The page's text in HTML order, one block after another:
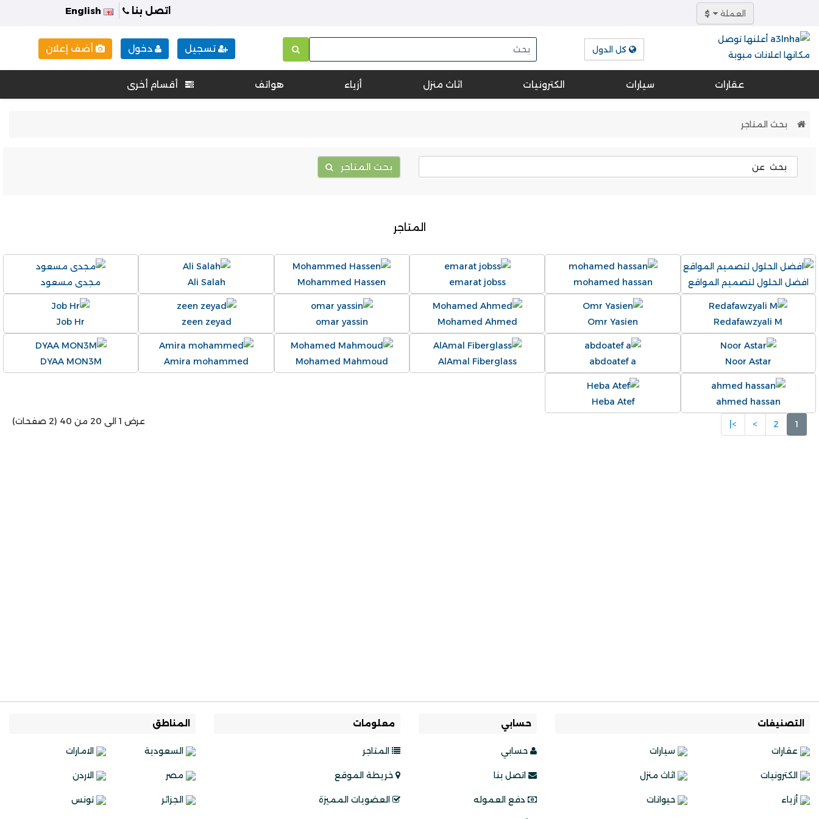
$ العملة اتصل بنا
كل الدول تسجيل دخول أضف إعلان
عقارات سيارات الكترونيات اثاث منزل أزياء هواتف أقسام أخرى
بحث المتاجر
بحث المتاجر
المتاجر
افضل الحلول لتصميم المواقع mohamed hassan
emarat jobss
Mohammed Hassen
Ali Salah مجدى مسعود
Redafawzyali M
Omr Yasien
Mohamed Ahmed
omar yassin
zeen zeyad
Job Hr
Noor Astar
abdoatef a
AlAmal Fiberglass
Mohamed Mahmoud
Amira mohammed
DYAA MON3M
ahmed hassan
Heba Atef
1
2
>
>| عرض 1 الى 20 من 40 (2 صفحات)
التصنيفات
عقارات سيارات
الكترونيات اثاث منزل
أزياء حيوانات
حسابي
حسابي
اتصل بنا
دفع العموله
معلومات
المتاجر
خريطة الموقع
العضويات المميزة
المناطق
السعودية الامارات
مصر الاردن
الجزائر تونس